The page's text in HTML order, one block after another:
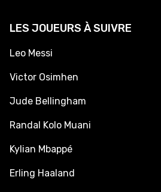
LES JOUEURS À SUIVRE
Leo Messi
Victor Osimhen
Jude Bellingham
Randal Kolo Muani
Kylian Mbappé
Erling Haaland